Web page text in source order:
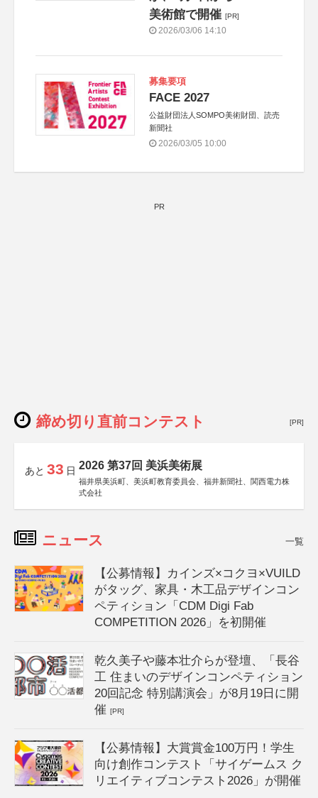
美術館で開催 [PR]
2026/03/06 14:10
募集要項
FACE 2027
公益財団法人SOMPO美術財団、読売
新聞社
2026/03/05 10:00
PR
締め切り直前コンテスト [PR]
あと 33 日 2026 第37回 美浜美術展
福井県美浜町、美浜町教育委員会、福井新聞社、関西電力株
式会社
ニュース 一覧
【公募情報】カインズ×コクヨ×VUILD
がタッグ、家具・木工品デザインコン
ペティション「CDM Digi Fab
COMPETITION 2026」を初開催
乾久美子や藤本壮介らが登壇、「長谷
工 住まいのデザインコンペティション
20回記念 特別講演会」が8月19日に開
催[PR]
【公募情報】大賞賞金100万円！学生
向け創作コンテスト「サイゲームス ク
リエイティブコンテスト2026」が開催